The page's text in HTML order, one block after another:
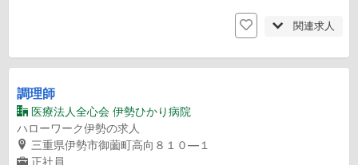
関連求人
調理師
医療法人全心会 伊勢ひかり病院
ハローワーク伊勢の求人
三重県伊勢市御薗町高向８１０―１
正社員